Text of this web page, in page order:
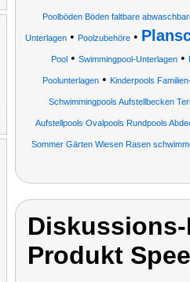
Poolböden Böden faltbare
Unterlagen • Poolzubehöre •
Pool• Swimmingpool-Unterlagen•
Poolunterlagen• Kinderpools
Schwimmingpools Aufstellbecken
Aufstellpools Ovalpools Rundpools
Sommer Gärten Wiesen Rasen
Produkt